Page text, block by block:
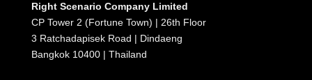
Right Scenario Company Limited
CP Tower 2 (Fortune Town) | 26th Floor
3 Ratchadapisek Road | Dindaeng
Bangkok 10400 | Thailand